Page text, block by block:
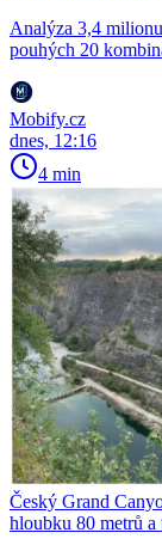
Analýza 3,4
pouhých 20
Mobify.cz
dnes, 12:16
4 min
Český Grand
hloubku 80 metrů